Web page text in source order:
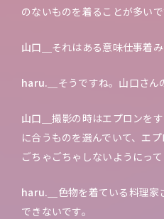
のないものを着ることが多いで
山口＿ それはある意味仕事着
haru.＿ そうですね。山口さん
山口＿ 撮影の時はエプロンを
に合うものを選んでいて、エ
ごちゃごちゃしないようにって
haru.＿ 色物を着ている料理
できないです。